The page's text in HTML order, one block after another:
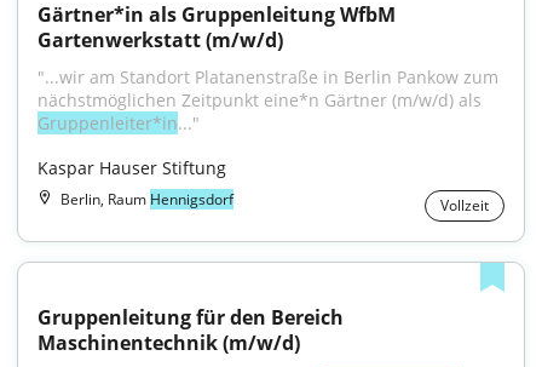
Gärtner*in als Gruppenleitung WfbM
Gartenwerkstatt (m/w/d)
"...wir am Standort Platanenstraße in Berlin Pankow zum
Gruppenleiter*in..."
Kaspar Hauser Stiftung
Berlin, Raum Hennigsdorf Vollzeit
Gruppenleitung für den Bereich
Maschinentechnik (m/w/d)